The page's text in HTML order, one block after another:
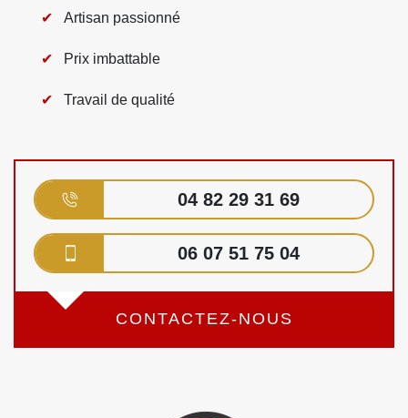
Artisan passionné
Prix imbattable
Travail de qualité
04 82 29 31 69
06 07 51 75 04
CONTACTEZ-NOUS